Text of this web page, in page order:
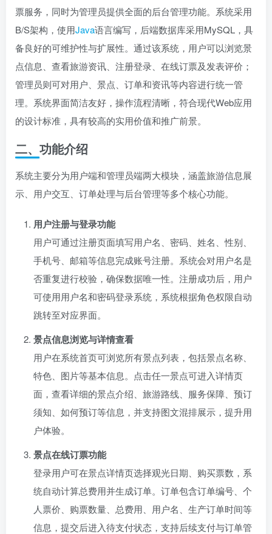
票服务，同时为管理员提供全面的后台管理功能。系统采用
B/S架构，使用Java语言编写，后端数据库采用MySQL，具
备良好的可维护性与扩展性。通过该系统，用户可以浏览景
点信息、查看旅游资讯、注册登录、在线订票及发表评价；
管理员则可对用户、景点、订单和资讯等内容进行统一管
理。系统界面简洁友好，操作流程清晰，符合现代Web应用
的设计标准，具有较高的实用价值和推广前景。
二、功能介绍
系统主要分为用户端和管理员端两大模块，涵盖旅游信息展
示、用户交互、订单处理与后台管理等多个核心功能。
用户注册与登录功能
用户可通过注册页面填写用户名、密码、姓名、性别、
手机号、邮箱等信息完成账号注册。系统会对用户名是
否重复进行校验，确保数据唯一性。注册成功后，用户
可使用用户名和密码登录系统，系统根据角色权限自动
跳转至对应界面。
景点信息浏览与详情查看
用户在系统首页可浏览所有景点列表，包括景点名称、
特色、图片等基本信息。点击任一景点可进入详情页
面，查看详细的景点介绍、旅游路线、服务保障、预订
须知、如何预订等信息，并支持图文混排展示，提升用
户体验。
景点在线订票功能
登录用户可在景点详情页选择观光日期、购买票数，系
统自动计算总费用并生成订单。订单包含订单编号、个
人票价、购票数量、总费用、用户名、生产订单时间等
信息，提交后进入待支付状态，支持后续支付与订单管